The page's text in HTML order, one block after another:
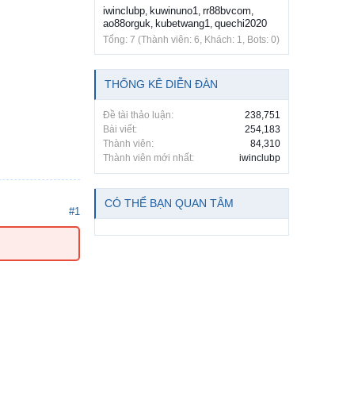
#1
iwinclubp, kuwinuno1, rr88bvcom,
ao88orguk, kubetwang1, quechi2020
Tổng: 7 (Thành viên: 6, Khách: 1, Bots: 0)
THỐNG KÊ DIỄN ĐÀN
Đề tài thảo luận:
238,751
Bài viết:
254,183
Thành viên:
84,310
Thành viên mới nhất:
iwinclubp
CÓ THỂ BẠN QUAN TÂM